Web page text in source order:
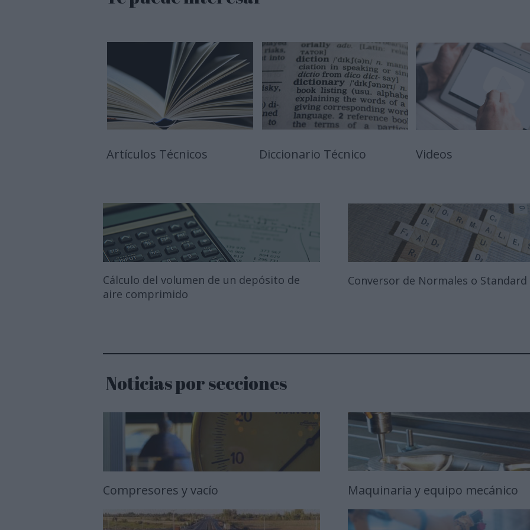
Artículos Técnicos Diccionario Técnico Videos
Cálculo del volumen de un depósito de
aire comprimido
Conversor de Normales o Standard
Noticias por secciones
Compresores y vacío Maquinaria y equipo mecánico